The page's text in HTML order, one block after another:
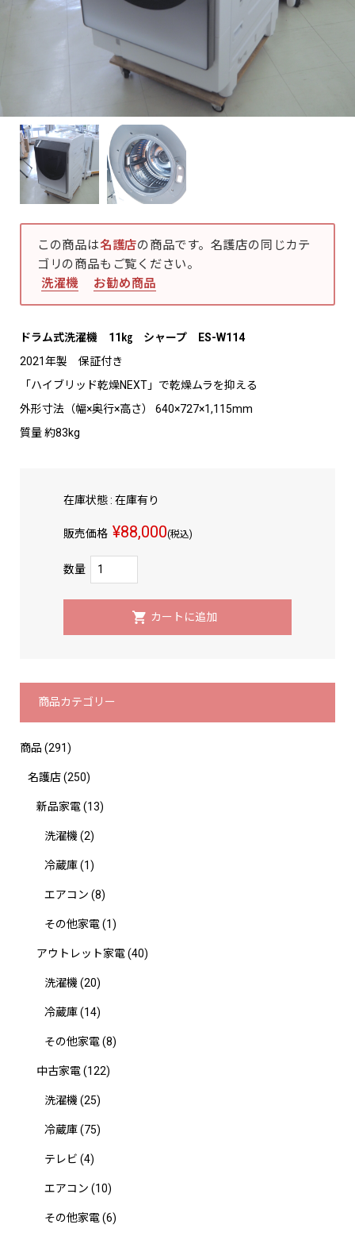
この商品は名護店の商品です。名護店の同じカテ
ゴリの商品もご覧ください。
洗濯機
お勧め商品
ドラム式洗濯機 11㎏ シャープ ES-W114
2021年製 保証付き
「ハイブリッド乾燥NEXT」で乾燥ムラを抑える
外形寸法（幅×奥行×高さ） 640×727×1,115mm
質量 約83kg
在庫状態 : 在庫有り
販売価格 ¥88,000(税込)
数量
商品カテゴリー
商品 (291)
名護店(250)
新品家電(13)
洗濯機 (2)
冷蔵庫(1)
エアコン (8)
その他家電(1)
アウトレット家電(40)
洗濯機 (20)
冷蔵庫(14)
その他家電(8)
中古家電(122)
洗濯機 (25)
冷蔵庫(75)
テレビ (4)
エアコン (10)
その他家電(6)